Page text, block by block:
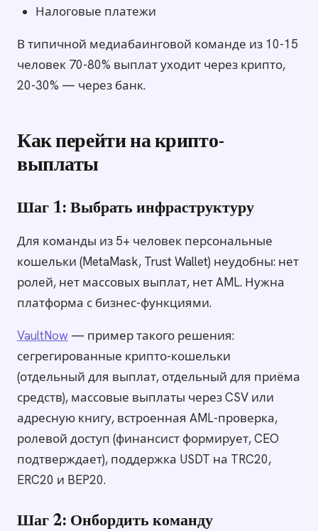
Налоговые платежи
В типичной медиабаинговой команде из 10-15
человек 70-80% выплат уходит через крипто,
20-30% — через банк.
Как перейти на крипто-
выплаты
Шаг 1: Выбрать инфраструктуру
Для команды из 5+ человек персональные
кошельки (MetaMask, Trust Wallet) неудобны: нет
ролей, нет массовых выплат, нет AML. Нужна
платформа с бизнес-функциями.
VaultNow — пример такого решения:
сегрегированные крипто-кошельки
(отдельный для выплат, отдельный для приёма
средств), массовые выплаты через CSV или
адресную книгу, встроенная AML-проверка,
ролевой доступ (финансист формирует, CEO
подтверждает), поддержка USDT на TRC20,
ERC20 и BEP20.
Шаг 2: Онбордить команду